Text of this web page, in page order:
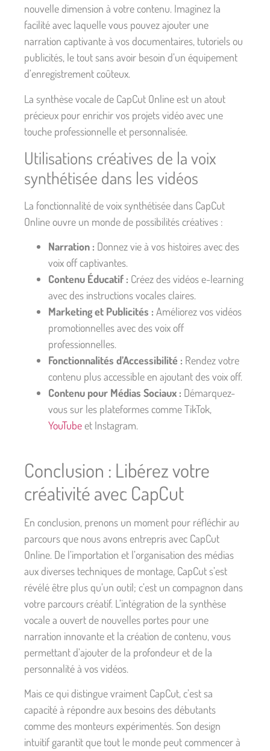
nouvelle dimension à votre contenu. Imaginez la
facilité avec laquelle vous pouvez ajouter une
narration captivante à vos documentaires, tutoriels ou
publicités, le tout sans avoir besoin d’un équipement
d’enregistrement coûteux.
La synthèse vocale de CapCut Online est un atout
précieux pour enrichir vos projets vidéo avec une
touche professionnelle et personnalisée.
Utilisations créatives de la voix
synthétisée dans les vidéos
La fonctionnalité de voix synthétisée dans CapCut
Online ouvre un monde de possibilités créatives :
Narration : Donnez vie à vos histoires avec des
voix off captivantes.
Contenu Éducatif : Créez des vidéos e-learning
avec des instructions vocales claires.
Marketing et Publicités : Améliorez vos vidéos
promotionnelles avec des voix off
professionnelles.
Fonctionnalités d’Accessibilité : Rendez votre
contenu plus accessible en ajoutant des voix off.
Contenu pour Médias Sociaux : Démarquez-
vous sur les plateformes comme TikTok,
YouTubeet Instagram.
Conclusion : Libérez votre
créativité avec CapCut
En conclusion, prenons un moment pour réfléchir au
parcours que nous avons entrepris avec CapCut
Online. De l’importation et l’organisation des médias
aux diverses techniques de montage, CapCut s’est
révélé être plus qu’un outil; c’est un compagnon dans
votre parcours créatif. L’intégration de la synthèse
vocale a ouvert de nouvelles portes pour une
narration innovante et la création de contenu, vous
permettant d’ajouter de la profondeur et de la
personnalité à vos vidéos.
Mais ce qui distingue vraiment CapCut, c’est sa
capacité à répondre aux besoins des débutants
comme des monteurs expérimentés. Son design
intuitif garantit que tout le monde peut commencer à